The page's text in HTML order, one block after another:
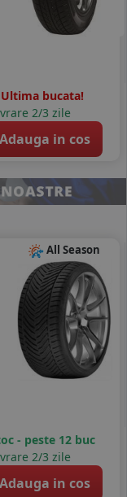
Ultima bucata!
2/3 zile
Adauga in cos
All Season
- peste 12 buc
2/3 zile
Adauga in cos